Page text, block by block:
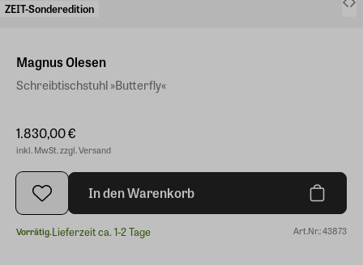
ZEIT-Sonderedition
Magnus Olesen
Schreibtischstuhl »Butterfly«
1.830,00 €
inkl. MwSt. zzgl. Versand
In den Warenkorb
Vorrätig.Lieferzeit ca. 1-2 Tage Art.Nr.: 43873